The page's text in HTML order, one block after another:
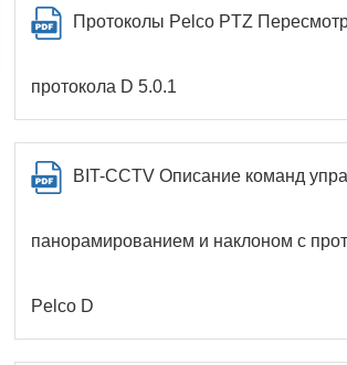
Протоколы Pelco PTZ
протокола D 5.0.1
BIT-CCTV Описание команд
панорамированием и наклоном с
Pelco D